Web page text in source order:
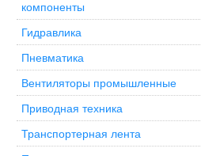
компоненты
Гидравлика
Пневматика
Вентиляторы промышленные
Приводная техника
Транспортерная лента